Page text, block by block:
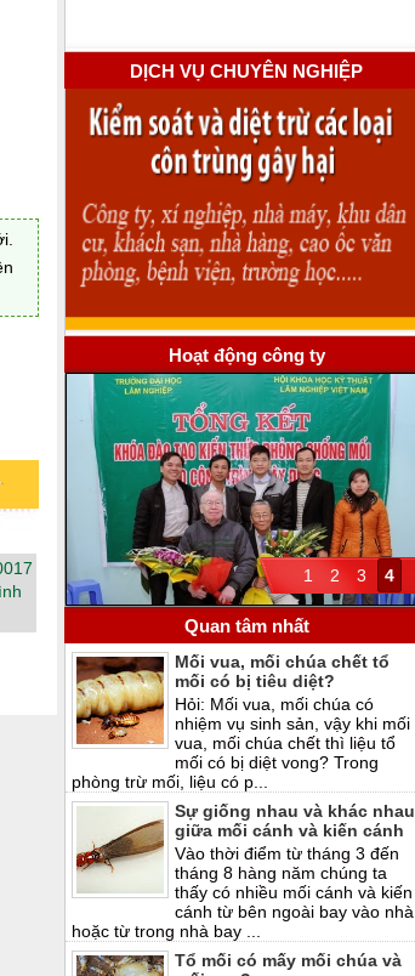
DỊCH VỤ CHUYÊN NGHIỆP
Hoạt động công ty
1 2 3 4
Quan tâm nhất
Mối vua, mối chúa chết tổ
mối có bị tiêu diệt?
Hỏi: Mối vua, mối chúa có
nhiệm vụ sinh sản, vậy khi mối
vua, mối chúa chết thì liệu tổ
mối có bị diệt vong? Trong
phòng trừ mối, liệu có p...
Sự giống nhau và khác nhau
giữa mối cánh và kiến cánh
Vào thời điểm từ tháng 3 đến
tháng 8 hàng năm chúng ta
thấy có nhiều mối cánh và kiến
cánh từ bên ngoài bay vào nhà
hoặc từ trong nhà bay ...
Tổ mối có mấy mối chúa và